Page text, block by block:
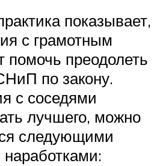
показывает,
с грамотным
преодолеть
по закону.
с соседями
лучшего, можно
следующими